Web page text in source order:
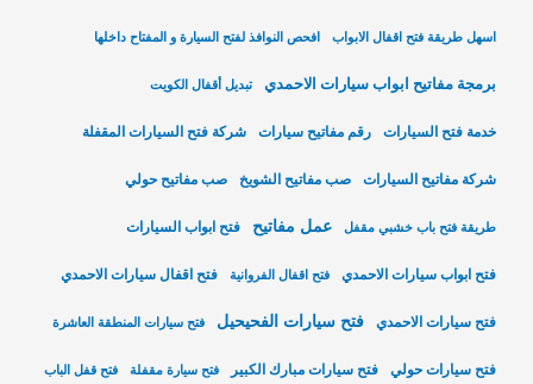
اسهل طريقة فتح اقفال الابواب افحص النوافذ لفتح السيارة و المفتاح داخلها
برمجة مفاتيح ابواب سيارات الاحمدي تبديل أقفال الكويت
خدمة فتح السيارات رقم مفاتيح سيارات شركة فتح السيارات المقفلة
شركة مفاتيح السيارات صب مفاتيح الشويخ صب مفاتيح حولي
طريقة فتح باب خشبي مقفل عمل مفاتيح فتح ابواب السيارات
فتح ابواب سيارات الاحمدي فتح اقفال الفروانية فتح اقفال سيارات الاحمدي
فتح سيارات الاحمدي فتح سيارات الفحيحيل فتح سيارات المنطقة العاشرة
فتح سيارات حولي فتح سيارات مبارك الكبير فتح سيارة مقفلة فتح قفل الباب